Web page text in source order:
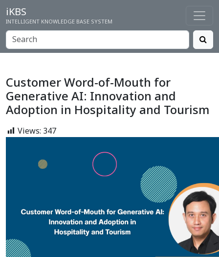
iKBS
INTELLIGENT KNOWLEDGE BASE SYSTEM
Customer Word-of-Mouth for
Generative AI: Innovation and
Adoption in Hospitality and Tourism
Views: 347